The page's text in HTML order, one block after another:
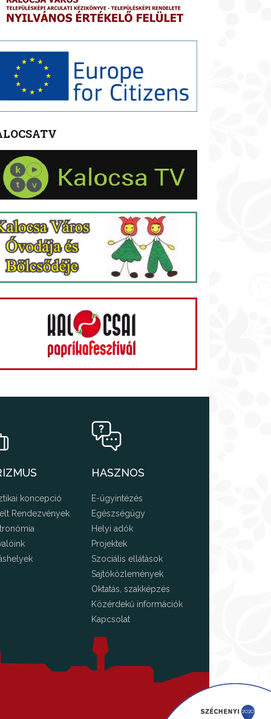
koncepció
Rendezvények
HASZNOS
E-ügyintézés
Egészségügy
Helyi adók
Projektek
Szociális ellátások
Sajtóközlemények
Oktatás, szakképzés
Közérdekű információk
Kapcsolat